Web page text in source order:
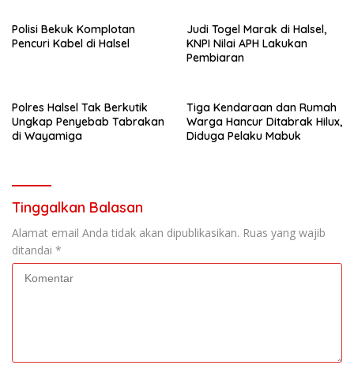
Polisi Bekuk Komplotan
Pencuri Kabel di Halsel
Judi Togel Marak di Halsel,
KNPI Nilai APH Lakukan
Pembiaran
Polres Halsel Tak Berkutik
Ungkap Penyebab Tabrakan
di Wayamiga
Tiga Kendaraan dan Rumah
Warga Hancur Ditabrak Hilux,
Diduga Pelaku Mabuk
Tinggalkan Balasan
Alamat email Anda tidak akan dipublikasikan. Ruas yang wajib
ditandai *